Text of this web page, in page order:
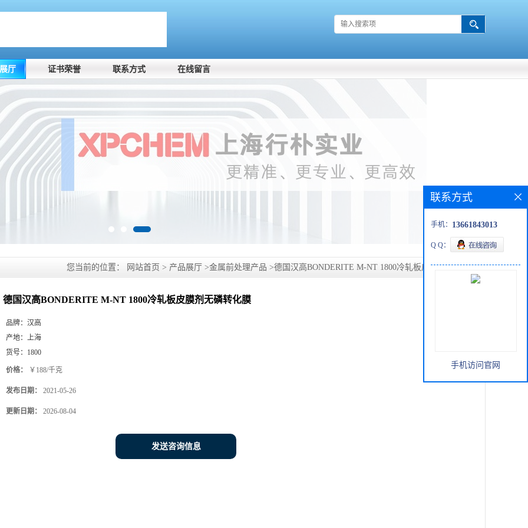
厅 证书荣誉 联系方式 在线留言
您当前的位置： 网站首页 > 产品展厅 >金属前处理产品 >德国汉高BONDERITE M-NT 1800冷轧板皮膜剂无磷转化
德国汉高BONDERITE M-NT 1800冷轧板皮膜剂无磷转化膜
品牌： 汉高
产地： 上海
货号： 1800
价格： ￥188/千克
发布日期： 2021-05-26
更新日期： 2026-08-04
发送咨询信息
联系方式
手机： 13661843013
Q Q：
手机访问官网